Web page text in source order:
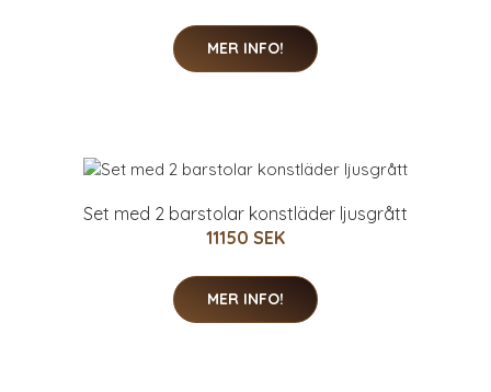
MER INFO!
Set med 2 barstolar konstläder ljusgrått
11150 SEK
MER INFO!